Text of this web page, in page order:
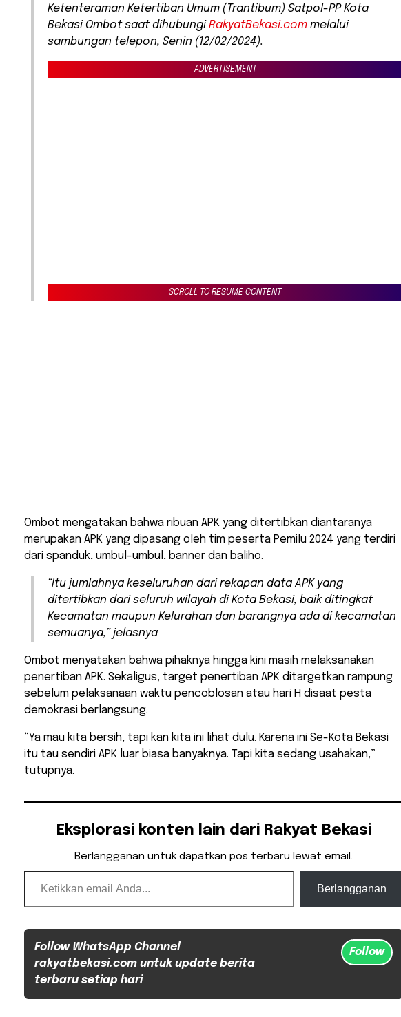
Ketenteraman Ketertiban Umum (Trantibum) Satpol-PP Kota
Bekasi Ombot saat dihubungi RakyatBekasi.com melalui
sambungan telepon, Senin (12/02/2024).
ADVERTISEMENT
SCROLL TO RESUME CONTENT
Ombot mengatakan bahwa ribuan APK yang ditertibkan diantaranya
merupakan APK yang dipasang oleh tim peserta Pemilu 2024 yang terdiri
dari spanduk, umbul-umbul, banner dan baliho.
“Itu jumlahnya keseluruhan dari rekapan data APK yang
ditertibkan dari seluruh wilayah di Kota Bekasi, baik ditingkat
Kecamatan maupun Kelurahan dan barangnya ada di kecamatan
semuanya,” jelasnya
Ombot menyatakan bahwa pihaknya hingga kini masih melaksanakan
penertiban APK. Sekaligus, target penertiban APK ditargetkan rampung
sebelum pelaksanaan waktu pencoblosan atau hari H disaat pesta
demokrasi berlangsung.
“Ya mau kita bersih, tapi kan kita ini lihat dulu. Karena ini Se-Kota Bekasi
itu tau sendiri APK luar biasa banyaknya. Tapi kita sedang usahakan,”
tutupnya.
Eksplorasi konten lain dari Rakyat Bekasi
Berlangganan untuk dapatkan pos terbaru lewat email.
Ketikkan email Anda...
Berlangganan
Follow WhatsApp Channel
rakyatbekasi.com untuk update berita
terbaru setiap hari
Follow